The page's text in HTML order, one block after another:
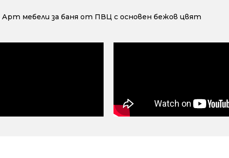
Арт мебели за баня от ПВЦ с основен бежов цвят